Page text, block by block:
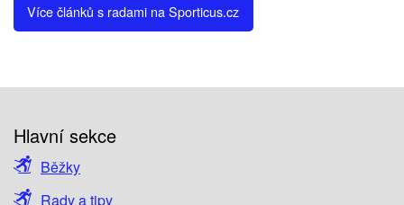
Více článků s radami na Sporticus.cz
Hlavní sekce
Běžky
Rady a tipy